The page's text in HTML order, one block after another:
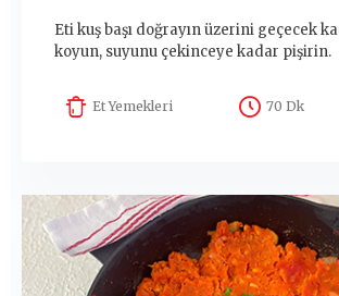
Eti kuş başı doğrayın üzerini geçecek
koyun, suyunu çekinceye kadar pişirin.
Et Yemekleri 70 Dk